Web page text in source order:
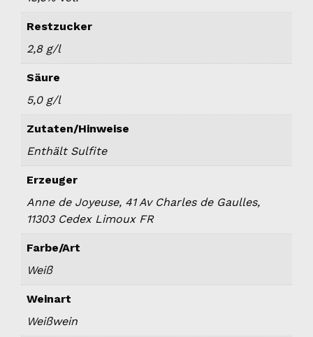
Restzucker
2,8 g/l
Säure
5,0 g/l
Zutaten/Hinweise
Enthält Sulfite
Erzeuger
Anne de Joyeuse, 41 Av Charles de Gaulles,
11303 Cedex Limoux FR
Farbe/Art
Weiß
Weinart
Weißwein